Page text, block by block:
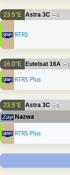
23.5°E Astra 3C 1
RTRS
16.0°E Eutelsat 16A 1
RTRS Plus
23.5°E Astra 3C 1
Nazwa
RTRS Plus